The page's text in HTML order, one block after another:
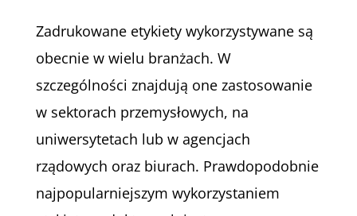
Zadrukowane etykiety wykorzystywane są
obecnie w wielu branżach. W
szczególności znajdują one zastosowanie
w sektorach przemysłowych, na
uniwersytetach lub w agencjach
rządowych oraz biurach. Prawdopodobnie
najpopularniejszym wykorzystaniem